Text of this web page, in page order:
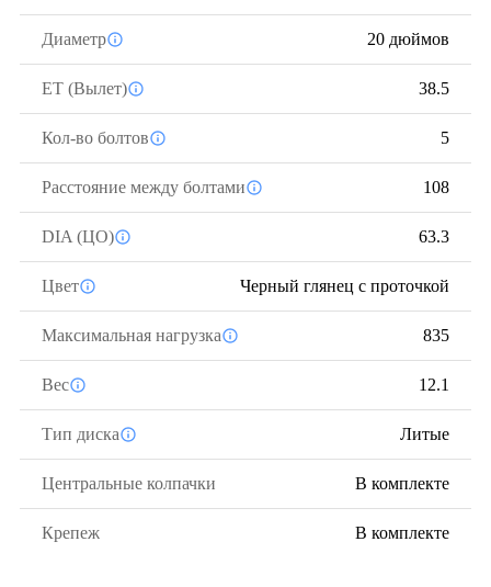
Диаметр 20 дюймов
ЕТ (Вылет) 38.5
Кол-во болтов 5
Расстояние между болтами 108
DIA (ЦО) 63.3
Цвет Черный глянец с проточкой
Максимальная нагрузка 835
Вес 12.1
Тип диска Литые
Центральные колпачки В комплекте
Крепеж В комплекте